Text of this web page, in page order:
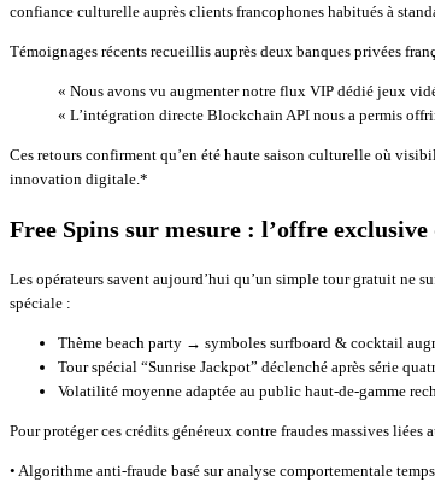
confiance culturelle auprès clients francophones habitués à
Témoignages récents recueillis auprès deux banques privées
« Nous avons vu augmenter notre flux VIP dédié jeux
« L’intégration directe Blockchain API nous a permis
Ces retours confirment qu’en été haute saison culturelle où
innovation digitale​.*
Free Spins sur mesure : l’offre
Les opérateurs savent aujourd’hui qu’un simple tour gratuit ne
spéciale :
Thème beach party → symboles surfboard & cocktail
Tour spécial “Sunrise Jackpot” déclenché après série
Volatilité moyenne adaptée au public haut-de-gamme
Pour protéger ces crédits généreux contre fraudes massives
• Algorithme anti-fraude basé sur analyse comportementale